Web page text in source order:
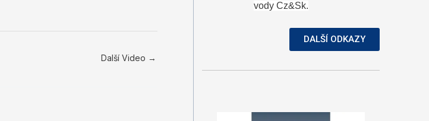
Další Video →
vody Cz&Sk.
DALŠÍ ODKAZY